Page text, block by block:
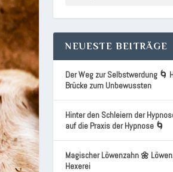
NEUESTE BEITRÄGE
Der Weg zur Selbstwerdung 🌀
Brücke zum Unbewussten
Hinter den Schleiern der
auf die Praxis der Hypnose 🌀
Magischer Löwenzahn 🌼
Hexerei